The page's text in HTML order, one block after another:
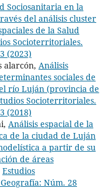
Sociosanitaria en la
del análisis cluster
de la Salud
Socioterritoriales.
(2023)
alarcón, Análisis
sociales de
río Luján (provincia de
Socioterritoriales.
(2018)
Análisis espacial de la
de la ciudad de Luján
a partir de su
de áreas
Estudios
Núm. 28